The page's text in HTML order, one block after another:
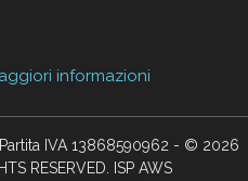
informazioni
IVA 13868590962 - © 2026
RESERVED. ISP AWS